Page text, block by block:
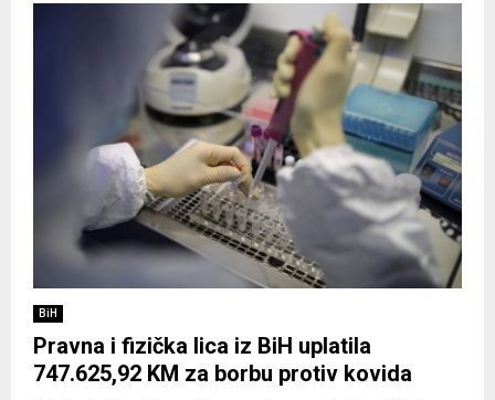
BiH
Pravna i fizička lica iz BiH uplatila
747.625,92 KM za borbu protiv kovida